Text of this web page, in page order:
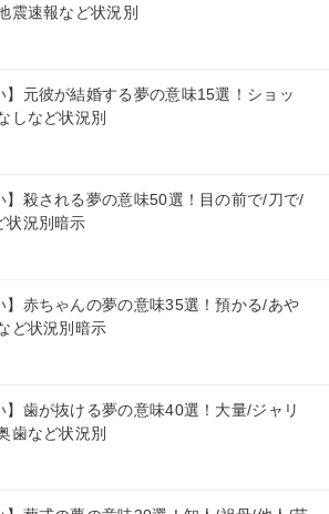
震速報など状況別
】元彼が結婚する夢の意味15選！ショッ
しなど状況別
】殺される夢の意味50選！目の前で/刀で/
状況別暗示
】赤ちゃんの夢の意味35選！預かる/あや
ど状況別暗示
】歯が抜ける夢の意味40選！大量/ジャリ
歯など状況別